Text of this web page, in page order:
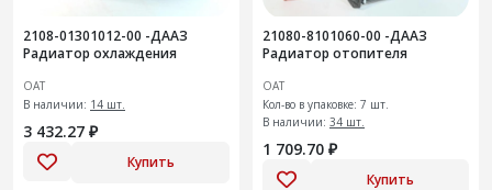
2108-01301012-00 -ДААЗ
Радиатор охлаждения
ОАТ
В наличии: 14 шт.
3 432.27 ₽
Купить
21080-8101060-00 -ДААЗ
Радиатор отопителя
ОАТ
Кол-во в упаковке: 7 шт.
В наличии: 34 шт.
1 709.70 ₽
Купить